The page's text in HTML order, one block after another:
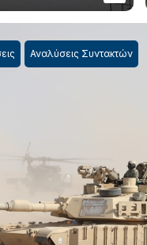
Αναλύσεις Συντακτών